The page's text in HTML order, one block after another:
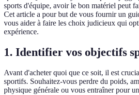
sports d'équipe, avoir le bon matériel peut
Cet article a pour but de vous fournir un
vous aider à faire les choix judicieux qui
expérience.
1. Identifier vos objectifs
Avant d'acheter quoi que ce soit, il est
sportifs. Souhaitez-vous perdre du poids,
physique générale ou vous entraîner pour